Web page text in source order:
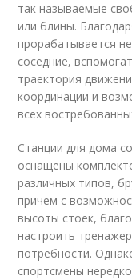
так называемые
или блины.
прорабатывается
соседние,
траектория
координации и
всех
Станции для дома
оснащены
различных типов,
причем с
высоты стоек,
настроить
потребности.
спортсмены